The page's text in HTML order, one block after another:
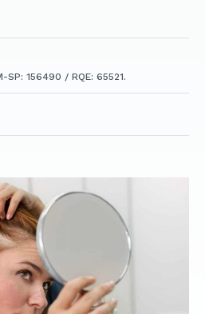
SP: 156490 / RQE: 65521.